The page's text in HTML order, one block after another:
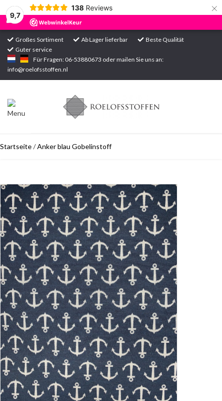
9,7
138 Reviews ×
Großes Sortiment Ab Lager lieferbar
Beste Qualität
Guter service
Für Fragen: 06-53880673 oder mailen Sie uns an:
info@roelofsstoffen.nl
Startseite
Sortiment
Startseite/Anker blau Gobelinstoff